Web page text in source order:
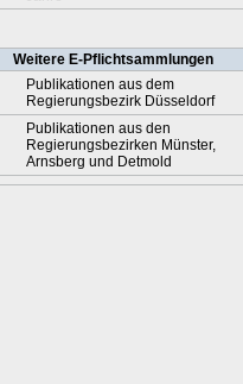
Weitere E-Pflichtsammlungen
Publikationen aus dem
Regierungsbezirk Düsseldorf
Publikationen aus den
Regierungsbezirken Münster,
Arnsberg und Detmold